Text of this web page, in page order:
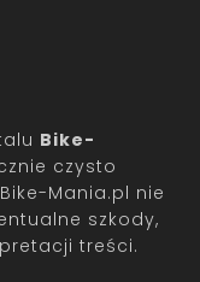
Bike-
czysto
Mania.pl nie
szkody,
treści.